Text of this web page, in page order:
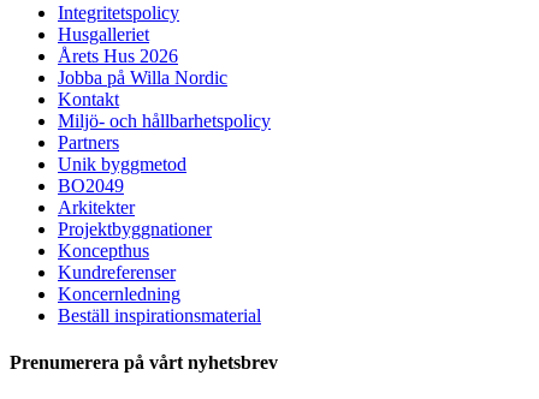
Integritetspolicy
Husgalleriet
Årets Hus 2026
Jobba på Willa Nordic
Kontakt
Miljö- och hållbarhetspolicy
Partners
Unik byggmetod
BO2049
Arkitekter
Projektbyggnationer
Koncepthus
Kundreferenser
Koncernledning
Beställ inspirationsmaterial
Prenumerera på vårt nyhetsbrev